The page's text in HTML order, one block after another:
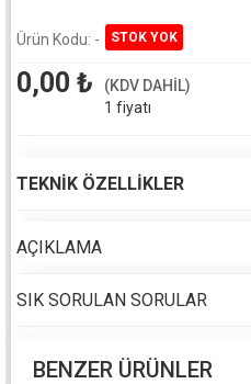
Ürün Kodu: -
0,00 ₺
(KDV DAHİL)
1 fiyatı
TEKNIK ÖZELLIKLER
AÇIKLAMA
SIK SORULAN SORULAR
BENZER ÜRÜNLER